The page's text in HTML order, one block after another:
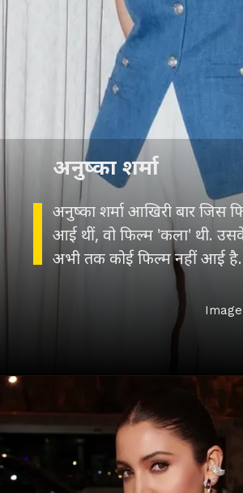
अनुष्का शर्मा आखिरी बार जिस
आई थीं, वो फिल्म 'कला' थी.
अभी तक कोई फिल्म नहीं आई है.
अनुष्का शर्मा